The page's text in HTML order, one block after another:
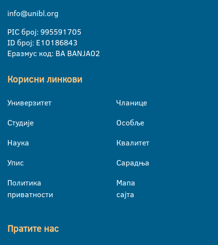
info@unibl.org
PIC број: 995591705
ID број: E10186843
Еразмус код: BA BANJA02
Корисни линкови
Универзитет
Студије
Наука
Упис
Политика
приватности
Чланице
Особље
Квалитет
Сарадња
Мапа
сајта
Пратите нас